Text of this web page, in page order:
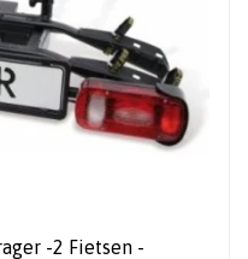
-2 Fietsen -